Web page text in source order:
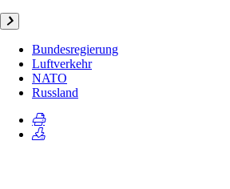
Bundesregierung
Luftverkehr
NATO
Russland